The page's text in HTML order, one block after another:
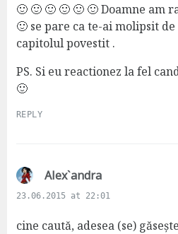
s
:
🙂 🙂 🙂 🙂 🙂 🙂 Doamne am
🙂 se pare ca te-ai molipsit
capitolul povestit .
PS. Si eu reactionez la fel
🙂
REPLY
Alex`andras
a
s
23.06.2015 at 22:01
cine caută, adesea (se)